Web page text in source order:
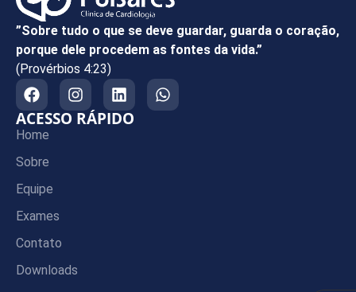
”Sobre tudo o que se deve guardar, guarda o coração,
porque dele procedem as fontes da vida.”
(Provérbios 4:23)
ACESSO RÁPIDO
Home
Sobre
Equipe
Exames
Contato
Downloads